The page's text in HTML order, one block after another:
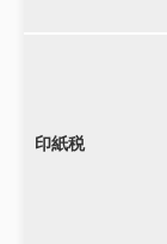
印紙税